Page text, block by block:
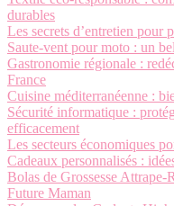
durables
Les secrets d’entretien pour
Saute-vent pour moto : un
Gastronomie régionale :
France
Cuisine méditerranéenne :
Sécurité informatique :
efficacement
Les secteurs économiques
Cadeaux personnalisés :
Bolas de Grossesse
Future Maman